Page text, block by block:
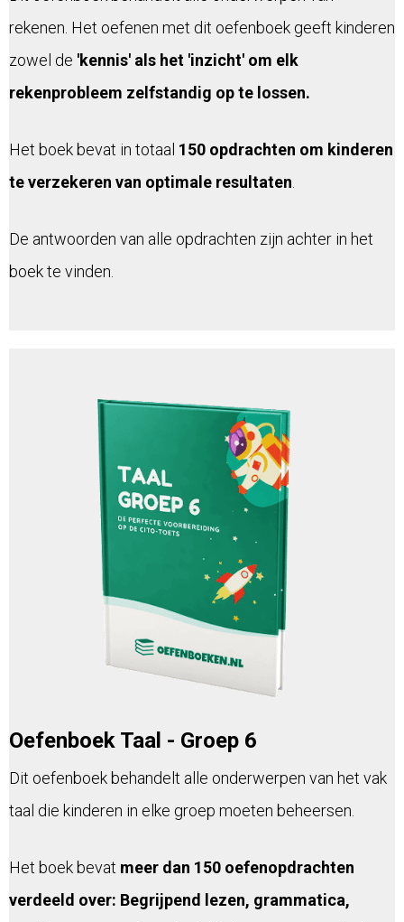
rekenen. Het oefenen met dit oefenboek geeft kinderen
zowel de 'kennis' als het 'inzicht' om elk
rekenprobleem zelfstandig op te lossen.
Het boek bevat in totaal 150 opdrachten om kinderen
te verzekeren van optimale resultaten
De antwoorden van alle opdrachten zijn achter in het
boek te vinden.
Oefenboek Taal - Groep 6
Dit oefenboek behandelt alle onderwerpen van het vak
taal die kinderen in elke groep moeten beheersen.
Het boek bevat meer dan 150 oefenopdrachten
verdeeld over: Begrijpend lezen, grammatica,